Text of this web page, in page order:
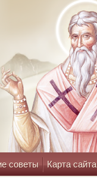
советы Карта сайта